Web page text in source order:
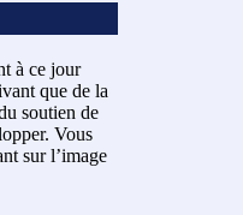
à ce jour
que de la
soutien de
Vous
sur l’image